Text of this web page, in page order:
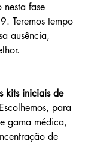
nesta fase
Teremos tempo
ausência,
kits iniciais de
para
gama médica,
de